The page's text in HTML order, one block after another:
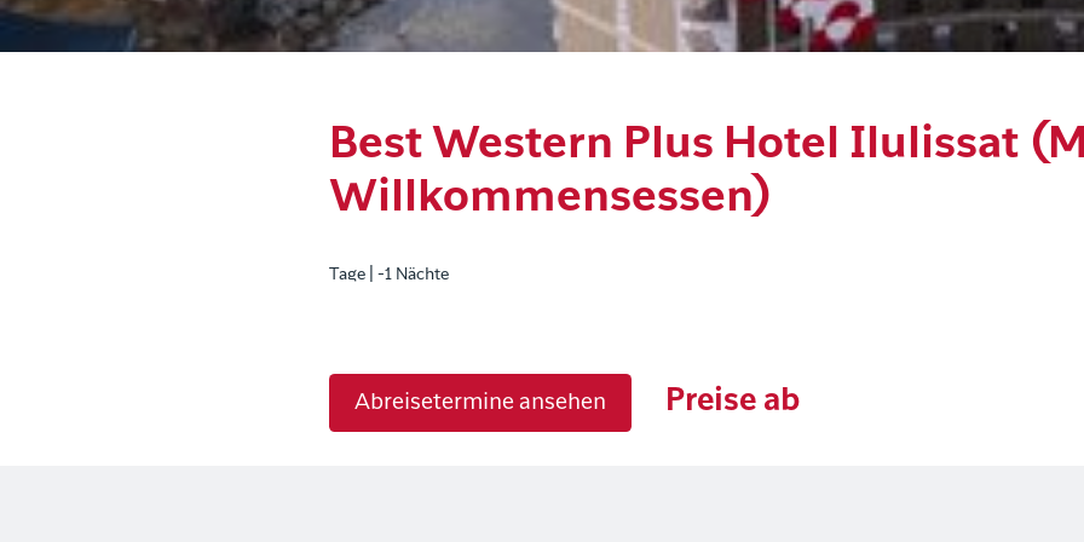
Best Western Plus Hotel Ilulissat
Willkommensessen)
Tage | -1 Nächte
Abreisetermine ansehen Preise ab